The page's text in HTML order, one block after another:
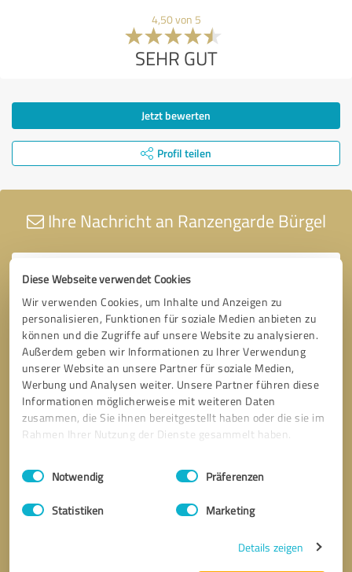
Diese Webseite verwendet Cookies
Wir verwenden Cookies, um Inhalte und Anzeigen zu
personalisieren, Funktionen für soziale Medien anbieten zu
können und die Zugriffe auf unsere Website zu analysieren.
Außerdem geben wir Informationen zu Ihrer Verwendung
unserer Website an unsere Partner für soziale Medien,
Werbung und Analysen weiter. Unsere Partner führen diese
Informationen möglicherweise mit weiteren Daten
zusammen, die Sie ihnen bereitgestellt haben oder die sie im
Rahmen Ihrer Nutzung der Dienste gesammelt haben.
Impressum Datenschutzbestimmungen
Einwilligungsauswahl
Notwendig Präferenzen
Statistiken Marketing
Details zeigen
4,50 von 5
SEHR GUT
Jetzt bewerten
Profil teilen
Ihre Nachricht an Ranzengarde Bürgel